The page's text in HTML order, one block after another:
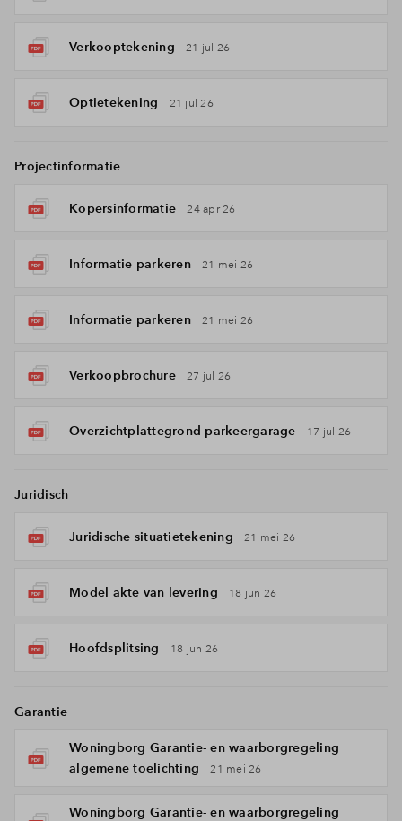
Verkooptekening 21 jul 26
Optietekening 21 jul 26
Projectinformatie
Kopersinformatie 24 apr 26
Informatie parkeren 21 mei 26
Informatie parkeren 21 mei 26
Verkoopbrochure 27 jul 26
Overzichtplattegrond parkeergarage 17 jul 26
Juridisch
Juridische situatietekening 21 mei 26
Model akte van levering 18 jun 26
Hoofdsplitsing 18 jun 26
Garantie
Woningborg Garantie- en waarborgregeling
algemene toelichting
21 mei 26
Woningborg Garantie- en waarborgregeling